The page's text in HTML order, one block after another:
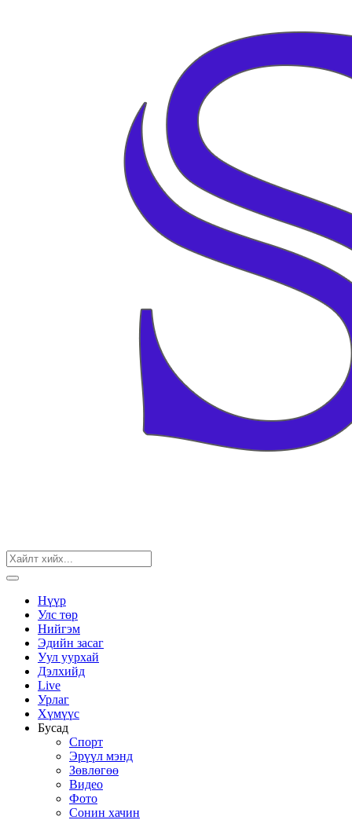
Нүүр
Улс төр
Нийгэм
Эдийн засаг
Уул уурхай
Дэлхийд
Live
Урлаг
Хүмүүс
Бусад
Спорт
Эрүүл мэнд
Зөвлөгөө
Видео
Фото
Сонин хачин